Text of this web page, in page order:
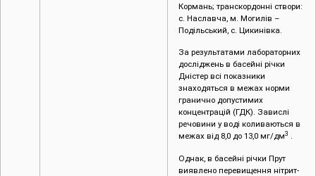
Кормань; транскордонні створи:
с. Наславча, м. Могилів –
Подільський, с. Цикинівка.
За результатами лабораторних
досліджень в басейні річки
Дністер всі показники
знаходяться в межах норми
гранично допустимих
концентрацій (ГДК). Завислі
речовини у воді коливаються в
межах від 8,0 до 13,0 мг/дм3 .
Однак, в басейні річки Прут
виявлено перевищення нітрит-